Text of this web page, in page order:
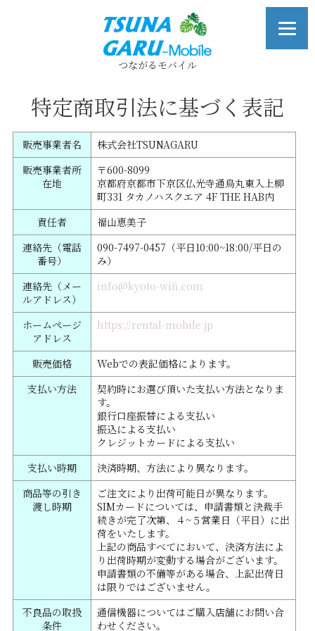
つながるモバイル
特定商取引法に基づく表記
販売事業者名
株式会社TSUNAGARU
販売事業者所
在地
〒600-8099
京都府京都市下京区仏光寺通烏丸東入上柳
町331 タカノハスクエア 4F THE HAB内
責任者
福山恵美子
連絡先（電話
番号）
090-7497-0457（平日10:00~18:00/平日の
み）
連絡先（メー
ルアドレス）
info@kyoto-wifi.com
ホームページ
アドレス
https://rental-mobile.jp
販売価格
Webでの表記価格によります。
支払い方法
契約時にお選び頂いた支払い方法となりま
す。
銀行口座振替による支払い
振込による支払い
クレジットカードによる支払い
支払い時期
決済時期、方法により異なります。
商品等の引き
渡し時期
ご注文により出荷可能日が異なります。
SIMカードについては、申請書類と決裁手
続きが完了次第、４~５営業日（平日）に出
荷をいたします。
上記の商品すべてにおいて、決済方法によ
り出荷時期が変動する場合がございます。
申請書類の不備等がある場合、上記出荷日
は限りではございません。
不良品の取扱
条件
通信機器についてはご購入店舗にお問い合
わせください。